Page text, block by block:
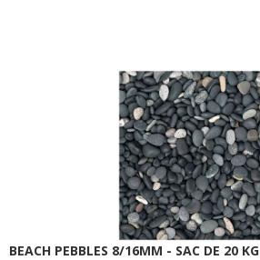
BEACH PEBBLES 8/16MM - SAC DE 20 KG